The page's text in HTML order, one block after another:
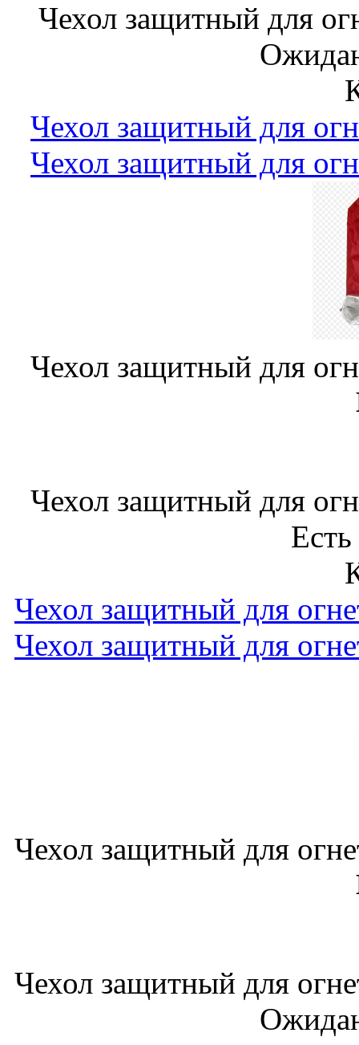
Чехол защитный для
Чехол защитный для
Чехол защитный для
Чехол защитный для
Чехол защитный для
Чехол защитный для
Чехол защитный для
Чехол защитный для
Чехол защитный для